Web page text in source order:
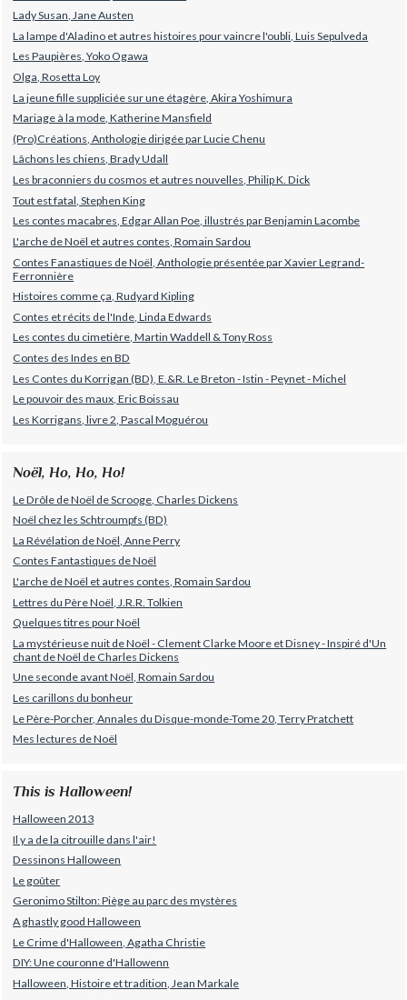
Lady Susan, Jane Austen
La lampe d'Aladino et autres histoires pour vaincre l'oubli, Luis Sepulveda
Les Paupières, Yoko Ogawa
Olga, Rosetta Loy
La jeune fille suppliciée sur une étagère, Akira Yoshimura
Mariage à la mode, Katherine Mansfield
(Pro)Créations, Anthologie dirigée par Lucie Chenu
Lâchons les chiens, Brady Udall
Les braconniers du cosmos et autres nouvelles, Philip K. Dick
Tout est fatal, Stephen King
Les contes macabres, Edgar Allan Poe, illustrés par Benjamin Lacombe
L'arche de Noël et autres contes, Romain Sardou
Contes Fanastiques de Noël, Anthologie présentée par Xavier Legrand-
Ferronnière
Histoires comme ça, Rudyard Kipling
Contes et récits de l'Inde, Linda Edwards
Les contes du cimetière, Martin Waddell & Tony Ross
Contes des Indes en BD
Les Contes du Korrigan (BD), E.&R. Le Breton - Istin - Peynet - Michel
Le pouvoir des maux, Eric Boissau
Les Korrigans, livre 2, Pascal Moguérou
Noël, Ho, Ho, Ho!
Le Drôle de Noël de Scrooge, Charles Dickens
Noël chez les Schtroumpfs (BD)
La Révélation de Noël, Anne Perry
Contes Fantastiques de Noël
L'arche de Noël et autres contes, Romain Sardou
Lettres du Père Noël, J.R.R. Tolkien
Quelques titres pour Noël
La mystérieuse nuit de Noël - Clement Clarke Moore et Disney - Inspiré d'Un
chant de Noël de Charles Dickens
Une seconde avant Noël, Romain Sardou
Les carillons du bonheur
Le Père-Porcher, Annales du Disque-monde-Tome 20, Terry Pratchett
Mes lectures de Noël
This is Halloween!
Halloween 2013
Il y a de la citrouille dans l'air!
Dessinons Halloween
Le goûter
Geronimo Stilton: Piège au parc des mystères
A ghastly good Halloween
Le Crime d'Halloween, Agatha Christie
DIY: Une couronne d'Hallowenn
Halloween, Histoire et tradition, Jean Markale